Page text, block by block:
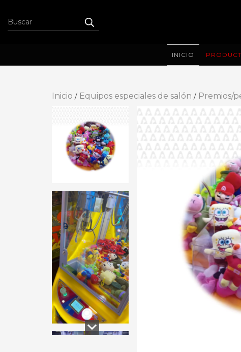
INICIO
Inicio / Equipos especiales de salón / Premios/